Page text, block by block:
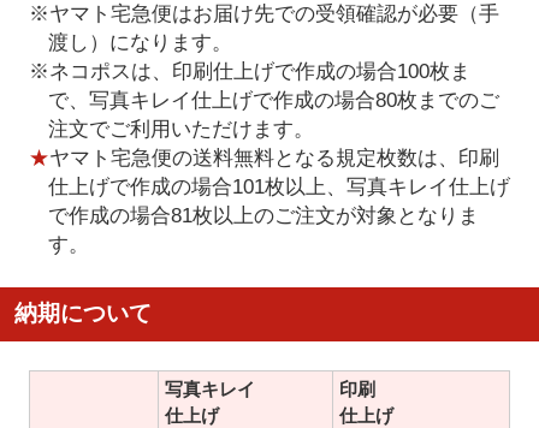
※ヤマト宅急便はお届け先での受領確認が必要（手
渡し）になります。
※ネコポスは、印刷仕上げで作成の場合100枚ま
で、写真キレイ仕上げで作成の場合80枚までのご
注文でご利用いただけます。
★ヤマト宅急便の送料無料となる規定枚数は、印刷
仕上げで作成の場合101枚以上、写真キレイ仕上げ
で作成の場合81枚以上のご注文が対象となりま
す。
納期について
写真キレイ
仕上げ
印刷
仕上げ